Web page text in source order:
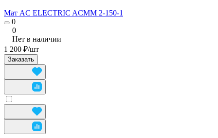
Мат AC ELECTRIC ACMM 2-150-1
0
0
Нет в наличии
1 200 ₽/шт
Заказать